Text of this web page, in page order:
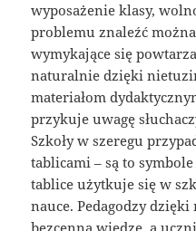
wyposażenie klasy,
problemu znaleźć
wymykające się
naturalnie dzięki
materiałom
przykuje uwagę
Szkoły w szeregu
tablicami – są to
tablice użytkuje się w
nauce. Pedagodzy